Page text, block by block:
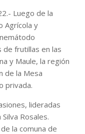
Luego de la
Agrícola y
de frutillas en las
y Maule, la región
de la Mesa
privada.
lideradas
Rosales.
la comuna de